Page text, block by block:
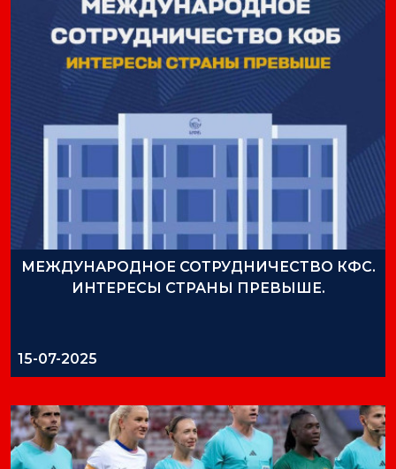
МЕЖДУНАРОДНОЕ СОТРУДНИЧЕСТВО КФС.
ИНТЕРЕСЫ СТРАНЫ ПРЕВЫШЕ.
15-07-2025